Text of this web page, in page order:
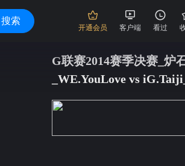
搜索
开通会员 客户端 看过
G联赛2014赛季决赛_炉
_WE.YouLove vs